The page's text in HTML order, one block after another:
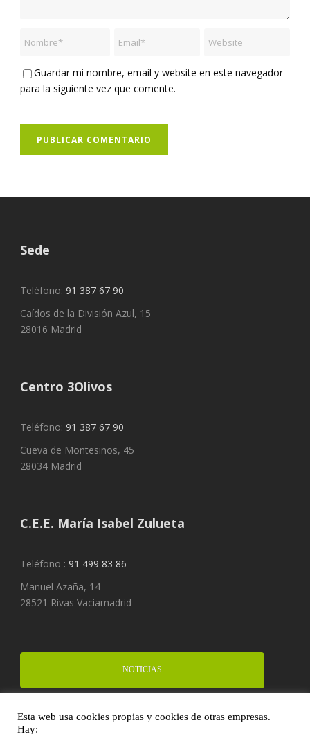
Guardar mi nombre, email y website en este navegador
para la siguiente vez que comente.
Sede
Teléfono: 91 387 67 90
Caídos de la División Azul, 15
28016 Madrid
Centro 3Olivos
Teléfono: 91 387 67 90
Cueva de Montesinos, 45
28034 Madrid
C.E.E. María Isabel Zulueta
Teléfono : 91 499 83 86
Manuel Azaña, 14
28521 Rivas Vaciamadrid
NOTICIAS
FINANCIA UN PROYECTO
Esta web usa cookies propias y cookies de otras empresas.
Hay: